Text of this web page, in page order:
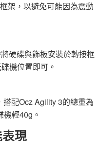
架，以避免可能因為震動
硬碟與飾板安裝於轉接框
機位置即可。
配Ocz Agility 3的總重為
輕40g。
現